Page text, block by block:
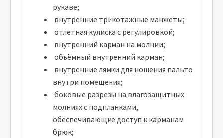
рукаве;
внутренние трикотажные манжеты;
отлетная кулиска с регулировкой;
внутренний карман на молнии;
объёмный внутренний карман;
внутренние лямки для ношения пальто
внутри помещения;
боковые разрезы на влагозащитных
молниях c подпланками,
обеспечивающие доступ к карманам
брюк;